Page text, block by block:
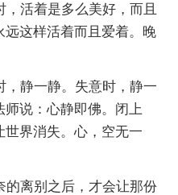
活着是多么美好，而且
这样活着而且爱着。晚
，静一静。失意时，静一
说：心静即佛。闭上
世界消失。心，空无一
的离别之后，才会让那份